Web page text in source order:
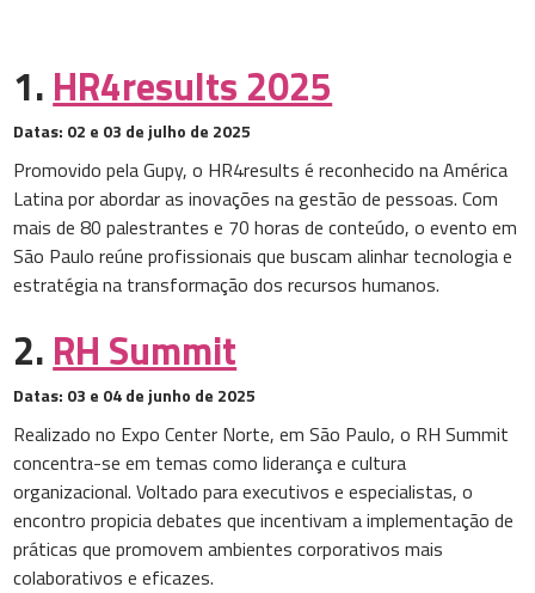
1. HR4results 2025
Datas: 02 e 03 de julho de 2025
Promovido pela Gupy, o HR4results é reconhecido na América
Latina por abordar as inovações na gestão de pessoas. Com
mais de 80 palestrantes e 70 horas de conteúdo, o evento em
São Paulo reúne profissionais que buscam alinhar tecnologia e
estratégia na transformação dos recursos humanos.
2. RH Summit
Datas: 03 e 04 de junho de 2025
Realizado no Expo Center Norte, em São Paulo, o RH Summit
concentra-se em temas como liderança e cultura
organizacional. Voltado para executivos e especialistas, o
encontro propicia debates que incentivam a implementação de
práticas que promovem ambientes corporativos mais
colaborativos e eficazes.